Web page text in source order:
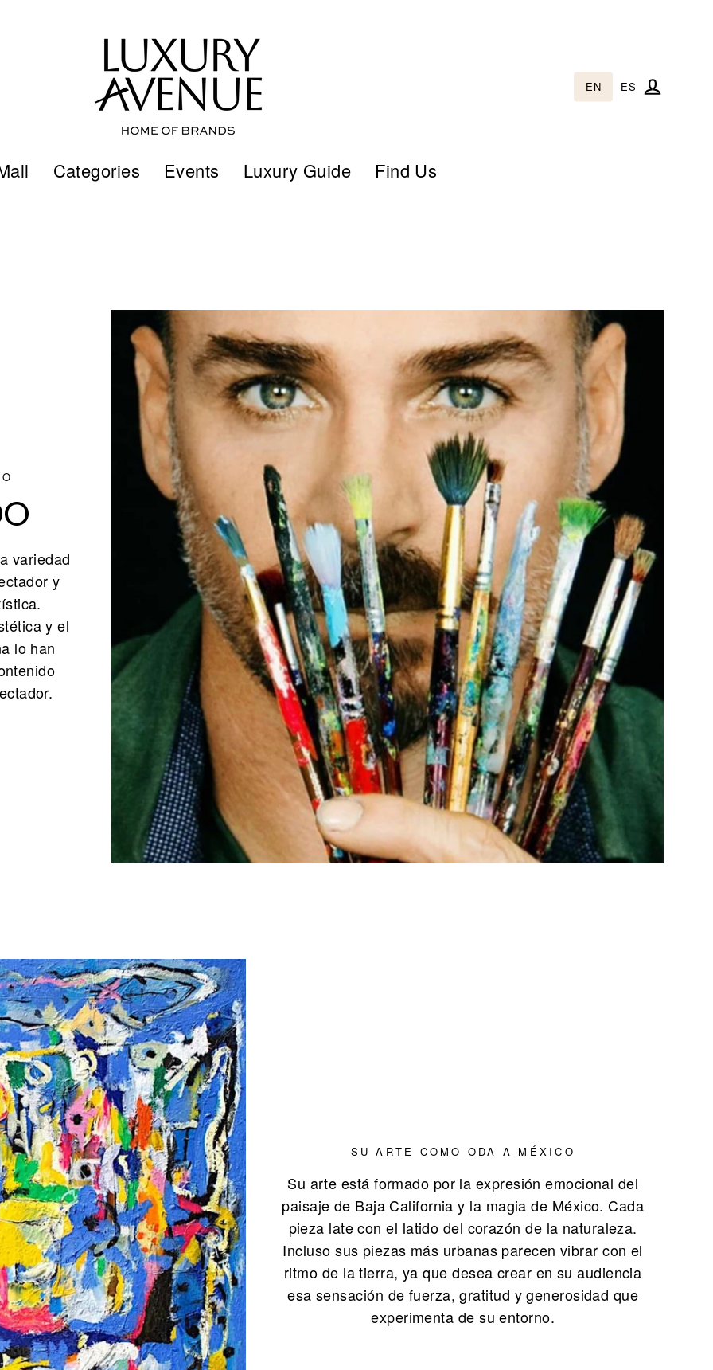
EN ES
Categories Events Luxury Guide Find Us
variedad
y
y el
lo han
SU ARTE COMO ODA A MÉXICO
Su arte está formado por la expresión emocional del
paisaje de Baja California y la magia de México. Cada
pieza late con el latido del corazón de la naturaleza.
Incluso sus piezas más urbanas parecen vibrar con el
ritmo de la tierra, ya que desea crear en su audiencia
esa sensación de fuerza, gratitud y generosidad que
experimenta de su entorno.